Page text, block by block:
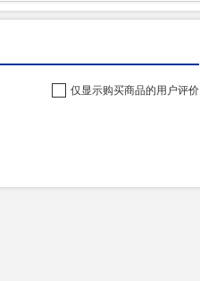
仅显示购买商品的用户评价